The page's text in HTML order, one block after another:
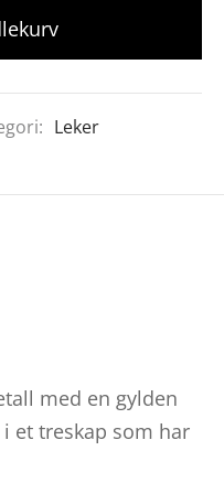
Leker
med en gylden
et treskap som har